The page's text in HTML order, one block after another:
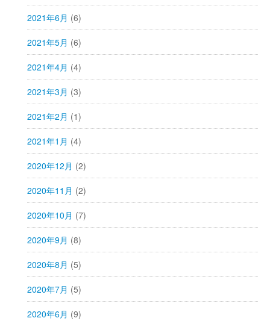
2021年6月 (6)
2021年5月 (6)
2021年4月 (4)
2021年3月 (3)
2021年2月 (1)
2021年1月 (4)
2020年12月 (2)
2020年11月 (2)
2020年10月 (7)
2020年9月 (8)
2020年8月 (5)
2020年7月 (5)
2020年6月 (9)